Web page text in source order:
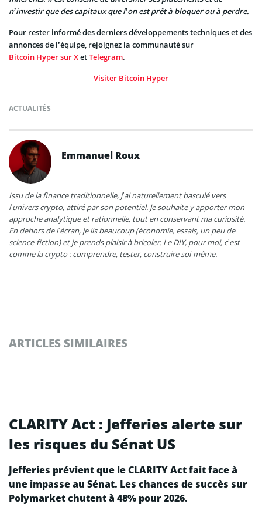
n’investir que des capitaux que l’on est prêt à bloquer ou à perdre.
Pour rester informé des derniers développements techniques et des
annonces de l’équipe, rejoignez la communauté sur
Bitcoin Hyper sur XetTelegram.
Visiter Bitcoin Hyper
ACTUALITÉS
Emmanuel Roux
Issu de la finance traditionnelle, j’ai naturellement basculé vers
l’univers crypto, attiré par son potentiel. Je souhaite y apporter mon
approche analytique et rationnelle, tout en conservant ma curiosité.
En dehors de l’écran, je lis beaucoup (économie, essais, un peu de
science-fiction) et je prends plaisir à bricoler. Le DIY, pour moi, c’est
comme la crypto : comprendre, tester, construire soi-même.
ARTICLES SIMILAIRES
CLARITY Act : Jefferies alerte sur
les risques du Sénat US
Jefferies prévient que le CLARITY Act fait face à
une impasse au Sénat. Les chances de succès sur
Polymarket chutent à 48% pour 2026.